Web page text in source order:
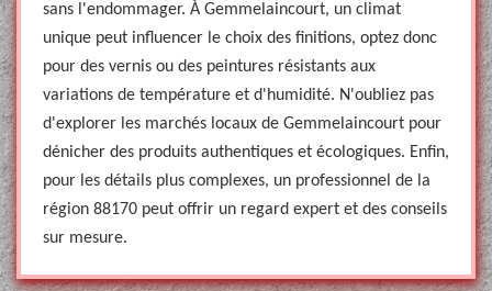
sans l'endommager. À Gemmelaincourt, un climat
unique peut influencer le choix des finitions, optez donc
pour des vernis ou des peintures résistants aux
variations de température et d'humidité. N'oubliez pas
d'explorer les marchés locaux de Gemmelaincourt pour
dénicher des produits authentiques et écologiques. Enfin,
pour les détails plus complexes, un professionnel de la
région 88170 peut offrir un regard expert et des conseils
sur mesure.